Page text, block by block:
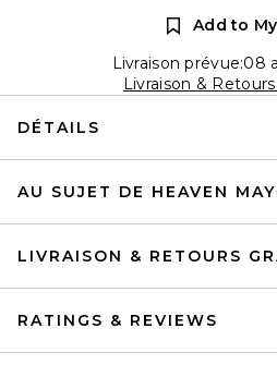
Add to
Livraison prévue:08
Livraison & Retours
DÉTAILS
AU SUJET DE HEAVEN
LIVRAISON & RETOURS
RATINGS & REVIEWS